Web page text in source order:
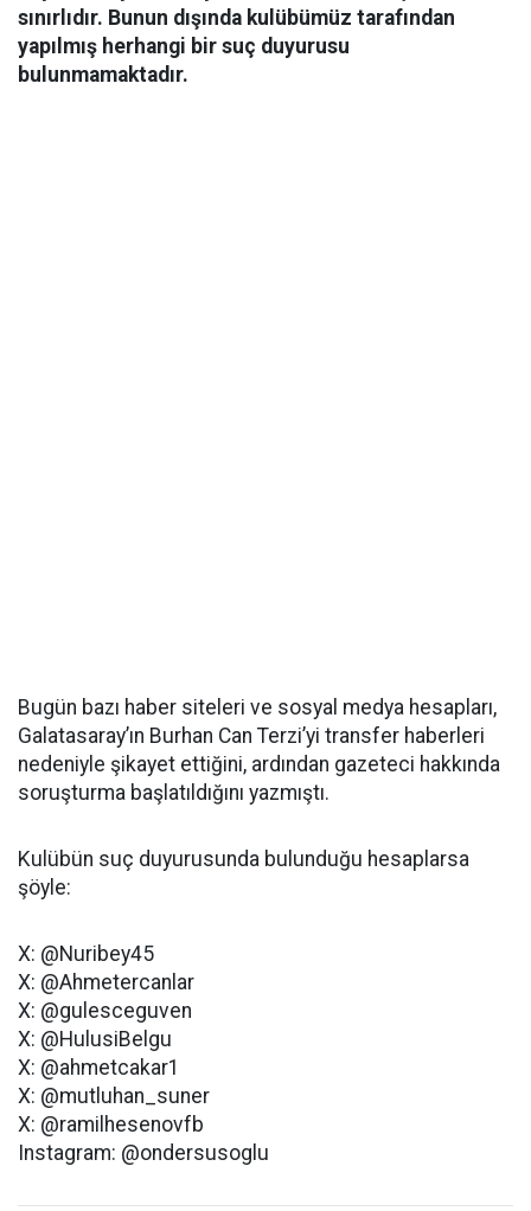
sınırlıdır. Bunun dışında kulübümüz tarafından
yapılmış herhangi bir suç duyurusu
bulunmamaktadır.
Bugün bazı haber siteleri ve sosyal medya hesapları,
Galatasaray’ın Burhan Can Terzi’yi transfer haberleri
nedeniyle şikayet ettiğini, ardından gazeteci hakkında
soruşturma başlatıldığını yazmıştı.
Kulübün suç duyurusunda bulunduğu hesaplarsa
şöyle:
X: @Nuribey45
X: @Ahmetercanlar
X: @gulesceguven
X: @HulusiBelgu
X: @ahmetcakar1
X: @mutluhan_suner
X: @ramilhesenovfb
Instagram: @ondersusoglu